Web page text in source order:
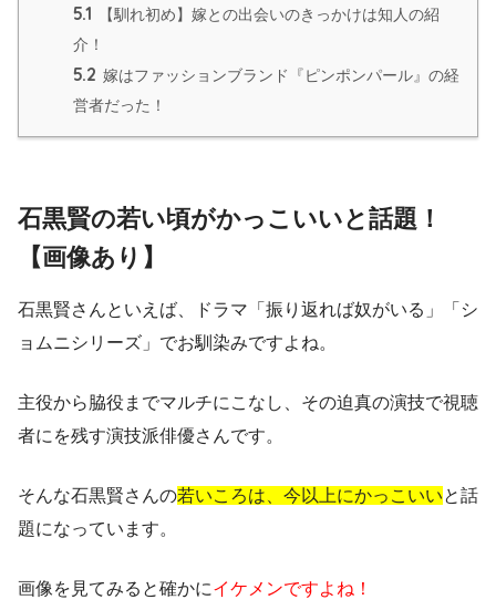
5.1
【馴れ初め】嫁との出会いのきっかけは知人の紹
介！
5.2 嫁はファッションブランド『ピンポンパール』の経
営者だった！
石黒賢の若い頃がかっこいいと話題！
【画像あり】
石黒賢さんといえば、ドラマ 「振り返れば奴がいる」「シ
ョムニシリーズ」 でお馴染みですよね。
主役から脇役までマルチにこなし、その迫真の演技で視聴
者にを残す演技派俳優さんです。
そんな石黒賢さんの若いころは、今以上にかっこいいと話
題になっています。
画像を見てみると確かにイケメンですよね！